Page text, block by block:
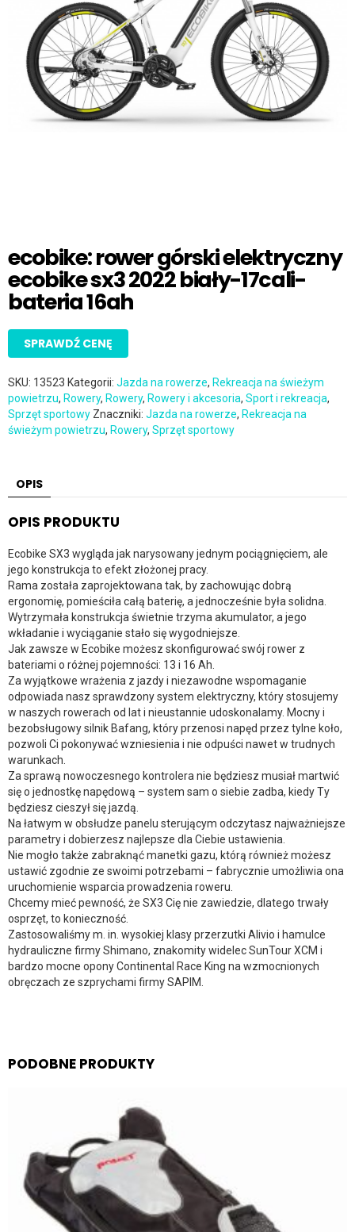
ecobike: rower górski elektryczny
ecobike sx3 2022 biały-17cali-
bateria 16ah
SPRAWDŹ CENĘ
SKU: 13523 Kategorii: Jazda na rowerze, Rekreacja na świeżym
powietrzu, Rowery, Rowery, Rowery i akcesoria, Sport i rekreacja,
Sprzęt sportowy Znaczniki: Jazda na rowerze, Rekreacja na
świeżym powietrzu, Rowery, Sprzęt sportowy
OPIS
OPIS PRODUKTU
Ecobike SX3 wygląda jak narysowany jednym pociągnięciem, ale
jego konstrukcja to efekt złożonej pracy.
Rama została zaprojektowana tak, by zachowując dobrą
ergonomię, pomieściła całą baterię, a jednocześnie była solidna.
Wytrzymała konstrukcja świetnie trzyma akumulator, a jego
wkładanie i wyciąganie stało się wygodniejsze.
Jak zawsze w Ecobike możesz skonfigurować swój rower z
bateriami o różnej pojemności: 13 i 16 Ah.
Za wyjątkowe wrażenia z jazdy i niezawodne wspomaganie
odpowiada nasz sprawdzony system elektryczny, który stosujemy
w naszych rowerach od lat i nieustannie udoskonalamy. Mocny i
bezobsługowy silnik Bafang, który przenosi napęd przez tylne koło,
pozwoli Ci pokonywać wzniesienia i nie odpuści nawet w trudnych
warunkach.
Za sprawą nowoczesnego kontrolera nie będziesz musiał martwić
się o jednostkę napędową – system sam o siebie zadba, kiedy Ty
będziesz cieszył się jazdą.
Na łatwym w obsłudze panelu sterującym odczytasz najważniejsze
parametry i dobierzesz najlepsze dla Ciebie ustawienia.
Nie mogło także zabraknąć manetki gazu, którą również możesz
ustawić zgodnie ze swoimi potrzebami – fabrycznie umożliwia ona
uruchomienie wsparcia prowadzenia roweru.
Chcemy mieć pewność, że SX3 Cię nie zawiedzie, dlatego trwały
osprzęt, to konieczność.
Zastosowaliśmy m. in. wysokiej klasy przerzutki Alivio i hamulce
hydrauliczne firmy Shimano, znakomity widelec SunTour XCM i
bardzo mocne opony Continental Race King na wzmocnionych
obręczach ze szprychami firmy SAPIM.
PODOBNE PRODUKTY